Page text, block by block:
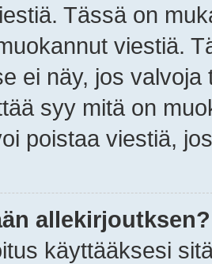
Tässä on
viestiä.
ei näy, jos
syy mitä on
poistaa viestiä,
allekirjoutksen?
käyttääksesi